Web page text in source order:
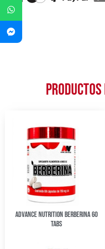
Advance Nutrition Berberina 60
Tabs